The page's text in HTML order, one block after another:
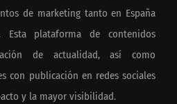
de marketing tanto en España
Esta plataforma de contenidos
de actualidad, así como
con publicación en redes sociales
y la mayor visibilidad.